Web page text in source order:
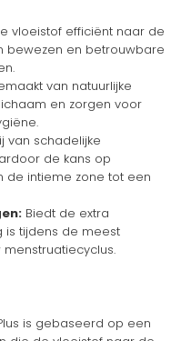
vloeistof efficiënt naar de
bewezen en betrouwbare
van natuurlijke
en zorgen voor
van schadelijke
de kans op
de intieme zone tot een
Biedt de extra
tijdens de meest
is gebaseerd op een